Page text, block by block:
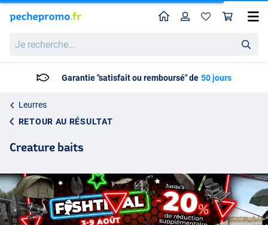
recherche...
HomeProfil
Livraison: 2 à 5 jours ouvrables
Leurres
RETOUR AU RÉSULTAT
Creature baits